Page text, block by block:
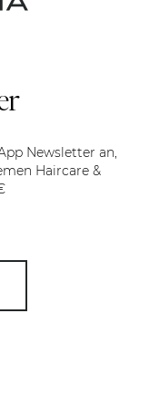
Newsletter an,
Haircare &